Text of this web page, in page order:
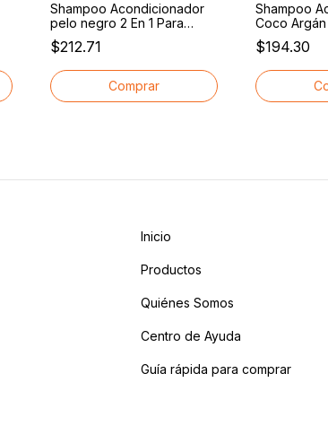
Shampoo Acondicionador
pelo negro 2 En 1 Para
Mascotas Perro y Gato
500ml
$212.71
Shampoo
Coco Argán
Para
500ml
$194.30
Inicio
Productos
Quiénes Somos
Centro de Ayuda
Guía rápida para comprar